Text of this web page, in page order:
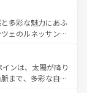
多彩な魅力にあふ
ェのルネッサンス
マルフィ海岸の絶
合間には、本場の
を堪能することも
ンは、太陽が降り
まで、多彩な自然